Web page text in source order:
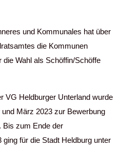
und Kommunales hat über
die Kommunen
Wahl als Schöffin/Schöffe
VG Heldburger Unterland wurde
März 2023 zur Bewerbung
Bis zum Ende der
für die Stadt Heldburg unter